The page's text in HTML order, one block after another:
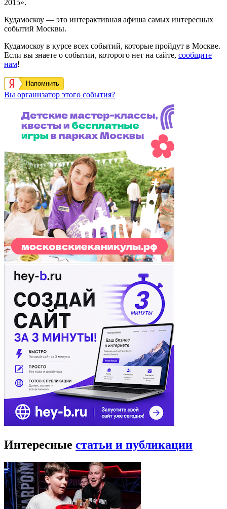
2015».
Кудамоскоу — это интерактивная афиша самых интересных
событий Москвы.
Кудамоскоу в курсе всех событий, которые пройдут в Москве.
Если вы знаете о событии, которого нет на сайте, сообщите
нам!
Напомнить
Вы организатор этого события?
Интересные статьи и публикации